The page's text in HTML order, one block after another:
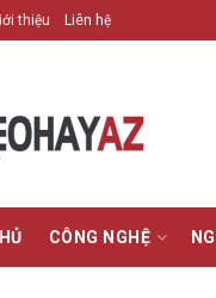
thiệu Liên hệ
CÔNG NGHỆ